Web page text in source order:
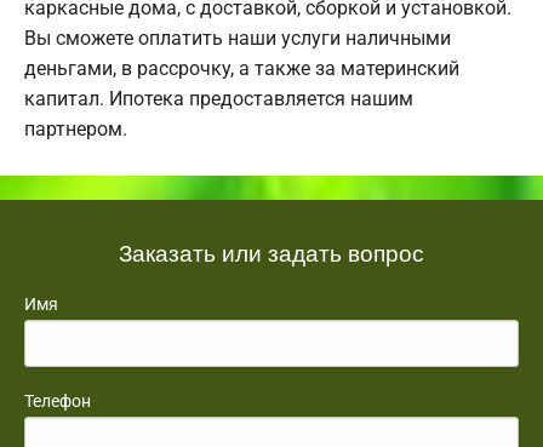
каркасные дома, с доставкой, сборкой и установкой.
Вы сможете оплатить наши услуги наличными
деньгами, в рассрочку, а также за материнский
капитал. Ипотека предоставляется нашим
партнером.
Заказать или задать вопрос
Имя
Телефон